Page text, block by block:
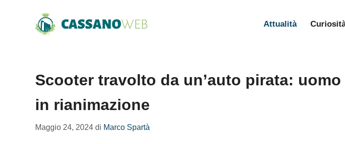
Attualità
Scooter travolto da un’auto pirata:
in rianimazione
Maggio 24, 2024 di Marco Spartà